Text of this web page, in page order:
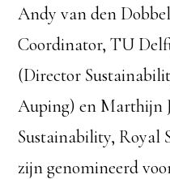
Andy van den
Coordinator, TU
(Director
Auping) en Marthijn
Sustainability, Royal
zijn genomineerd